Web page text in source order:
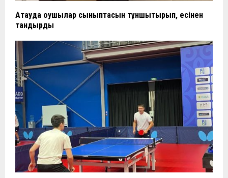
Ақтауда оқушылар сыныптасын тұншықтырып, есінен
тандырды